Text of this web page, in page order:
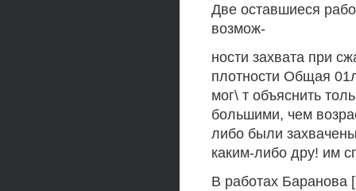
Две оставшиеся
возмож-
ности захвата при
плотности Общая
мог\ т объяснить
большими, чем
либо были
каким-либо дру! им
В работах Баранова